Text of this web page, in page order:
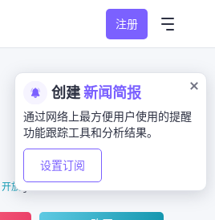
注册
创建新闻简报
通过网络上最方便用户使用的提醒
功能跟踪工具和分析结果。
设置订阅
开放 于